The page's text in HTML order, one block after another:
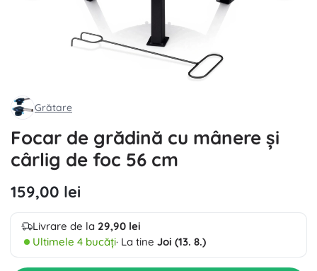
Grătare
Focar de grădină cu mânere și
cârlig de foc 56 cm
159,00 lei
Livrare de la 29,90 lei
Ultimele 4 bucăți· La tine Joi (13. 8.)